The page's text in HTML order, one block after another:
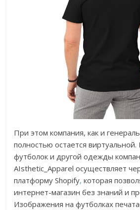
При этом компания, как и
полностью остается
футболок и другой одежды
AIsthetic_Apparel осуществляет
платформу Shopify, которая
интернет-магазин без знаний и
Изображения на футболках